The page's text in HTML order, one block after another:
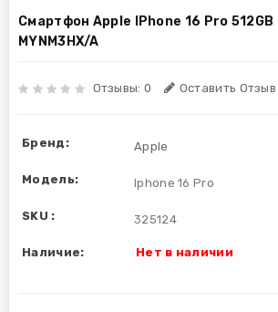
Смартфон Apple IPhone 16 Pro
MYNM3HX/A
Отзывы: 0 Оставить Отзыв
Бренд: Apple
Модель: Iphone 16 Pro
SKU : 325124
Наличие: Нет в наличии